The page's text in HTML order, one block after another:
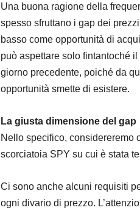
Una buona ragione della
spesso sfruttano i gap dei
basso come opportunità di
può aspettare solo fintantoché
giorno precedente, poiché da
opportunità smette di esistere.
La giusta dimensione del gap
Nello specifico, considereremo
scorciatoia SPY su cui è stata
Ci sono anche alcuni requisiti
ogni divario di prezzo.